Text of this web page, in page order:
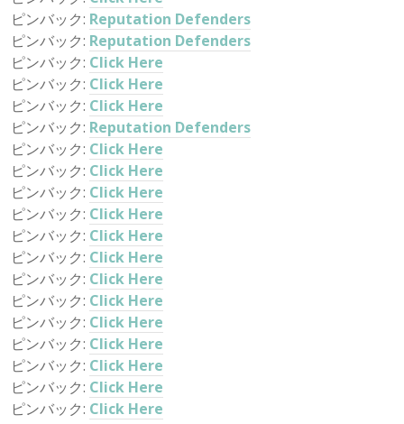
ピンバック: Reputation Defenders
ピンバック: Reputation Defenders
ピンバック: Click Here
ピンバック: Click Here
ピンバック: Click Here
ピンバック: Reputation Defenders
ピンバック: Click Here
ピンバック: Click Here
ピンバック: Click Here
ピンバック: Click Here
ピンバック: Click Here
ピンバック: Click Here
ピンバック: Click Here
ピンバック: Click Here
ピンバック: Click Here
ピンバック: Click Here
ピンバック: Click Here
ピンバック: Click Here
ピンバック: Click Here